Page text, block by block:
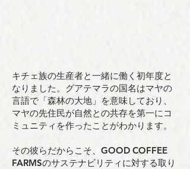
キチェ族の⽣産者と⼀緒に働く初年度と
なりました。グアテマラの国名はマヤの
⾔語で「森林の⼤地」を意味しており、
マヤの先住⺠が⾃然との共存を第⼀にコ
ミュニティを作ったことがわかります。
その彼らだからこそ、GOOD COFFEE
FARMSのサステナビリティに対する取り